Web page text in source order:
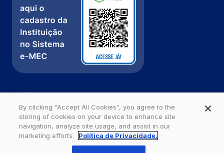
Política de Privacidade
Fale com a gente
Ouvidoria
By clicking “Accept All Cookies”, you agree to the
storing of cookies on your device to enhance site
navigation, analyze site usage, and assist in our
marketing efforts.
Política de Privacidade.